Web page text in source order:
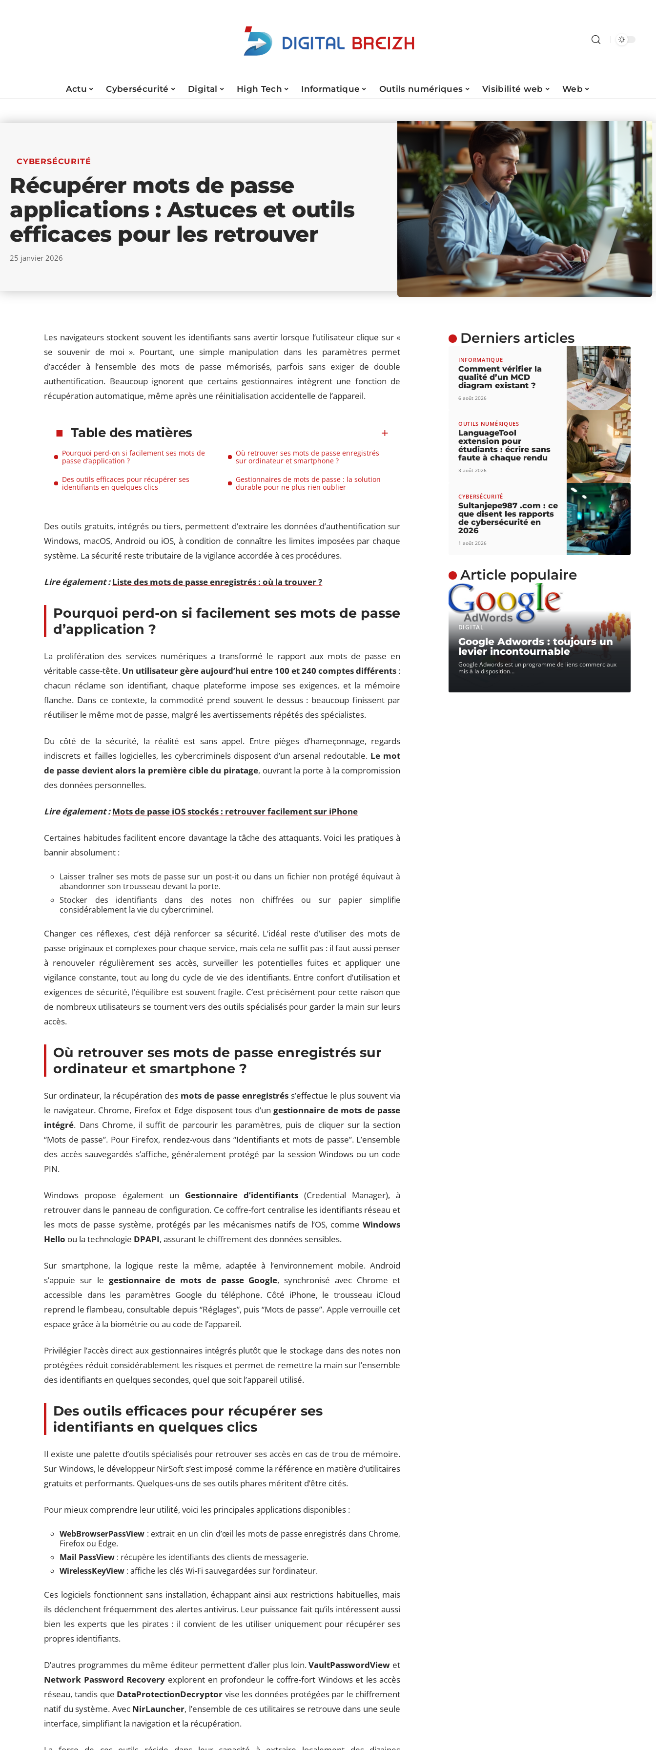
Actu Cybersécurité Digital High Tech Informatique Outils numériques Visibilité web Web
CYBERSÉCURITÉ
Récupérer mots de passe
applications : Astuces et outils
efficaces pour les retrouver
25 janvier 2026
Les navigateurs stockent souvent les identifiants sans avertir lorsque l’utilisateur clique sur «
se souvenir de moi ». Pourtant, une simple manipulation dans les paramètres permet
d’accéder à l’ensemble des mots de passe mémorisés, parfois sans exiger de double
authentification. Beaucoup ignorent que certains gestionnaires intègrent une fonction de
récupération automatique, même après une réinitialisation accidentelle de l’appareil.
Table des matières
Pourquoi perd-on si facilement ses mots de
passe d’application ?
Où retrouver ses mots de passe enregistrés
sur ordinateur et smartphone ?
Des outils efficaces pour récupérer ses
identifiants en quelques clics
Gestionnaires de mots de passe : la solution
durable pour ne plus rien oublier
Des outils gratuits, intégrés ou tiers, permettent d’extraire les données d’authentification sur
Windows, macOS, Android ou iOS, à condition de connaître les limites imposées par chaque
système. La sécurité reste tributaire de la vigilance accordée à ces procédures.
Lire également : Liste des mots de passe enregistrés : où la trouver ?
Pourquoi perd-on si facilement ses mots de passe
d’application ?
La prolifération des services numériques a transformé le rapport aux mots de passe en
véritable casse-tête. Un utilisateur gère aujourd’hui entre 100 et 240 comptes différents :
chacun réclame son identifiant, chaque plateforme impose ses exigences, et la mémoire
flanche. Dans ce contexte, la commodité prend souvent le dessus : beaucoup finissent par
réutiliser le même mot de passe, malgré les avertissements répétés des spécialistes.
Du côté de la sécurité, la réalité est sans appel. Entre pièges d’hameçonnage, regards
indiscrets et failles logicielles, les cybercriminels disposent d’un arsenal redoutable. Le mot
de passe devient alors la première cible du piratage, ouvrant la porte à la compromission
des données personnelles.
Lire également : Mots de passe iOS stockés : retrouver facilement sur iPhone
Certaines habitudes facilitent encore davantage la tâche des attaquants. Voici les pratiques à
bannir absolument :
Laisser traîner ses mots de passe sur un post-it ou dans un fichier non protégé équivaut à
abandonner son trousseau devant la porte.
Stocker des identifiants dans des notes non chiffrées ou sur papier simplifie
considérablement la vie du cybercriminel.
Changer ces réflexes, c’est déjà renforcer sa sécurité. L’idéal reste d’utiliser des mots de
passe originaux et complexes pour chaque service, mais cela ne suffit pas : il faut aussi penser
à renouveler régulièrement ses accès, surveiller les potentielles fuites et appliquer une
vigilance constante, tout au long du cycle de vie des identifiants. Entre confort d’utilisation et
exigences de sécurité, l’équilibre est souvent fragile. C’est précisément pour cette raison que
de nombreux utilisateurs se tournent vers des outils spécialisés pour garder la main sur leurs
accès.
Où retrouver ses mots de passe enregistrés sur
ordinateur et smartphone ?
Sur ordinateur, la récupération des mots de passe enregistréss’effectue le plus souvent via
le navigateur. Chrome, Firefox et Edge disposent tous d’ungestionnaire de mots de passe
intégré. Dans Chrome, il suffit de parcourir les paramètres, puis de cliquer sur la section
“Mots de passe”. Pour Firefox, rendez-vous dans “Identifiants et mots de passe”. L’ensemble
des accès sauvegardés s’affiche, généralement protégé par la session Windows ou un code
PIN.
Windows propose également un Gestionnaire d’identifiants(Credential Manager), à
retrouver dans le panneau de configuration. Ce coffre-fort centralise les identifiants réseau et
les mots de passe système, protégés par les mécanismes natifs de l’OS, commeWindows
Hello ou la technologie DPAPI, assurant le chiffrement des données sensibles.
Sur smartphone, la logique reste la même, adaptée à l’environnement mobile. Android
s’appuie sur le gestionnaire de mots de passe Google, synchronisé avec Chrome et
accessible dans les paramètres Google du téléphone. Côté iPhone, le trousseau iCloud
reprend le flambeau, consultable depuis “Réglages”, puis “Mots de passe”. Apple verrouille cet
espace grâce à la biométrie ou au code de l’appareil.
Privilégier l’accès direct aux gestionnaires intégrés plutôt que le stockage dans des notes non
protégées réduit considérablement les risques et permet de remettre la main sur l’ensemble
des identifiants en quelques secondes, quel que soit l’appareil utilisé.
Des outils efficaces pour récupérer ses
identifiants en quelques clics
Il existe une palette d’outils spécialisés pour retrouver ses accès en cas de trou de mémoire.
Sur Windows, le développeur NirSoft s’est imposé comme la référence en matière d’utilitaires
gratuits et performants. Quelques-uns de ses outils phares méritent d’être cités.
Pour mieux comprendre leur utilité, voici les principales applications disponibles :
WebBrowserPassView : extrait en un clin d’œil les mots de passe enregistrés dans Chrome,
Firefox ou Edge.
Mail PassView : récupère les identifiants des clients de messagerie.
WirelessKeyView : affiche les clés Wi-Fi sauvegardées sur l’ordinateur.
Ces logiciels fonctionnent sans installation, échappant ainsi aux restrictions habituelles, mais
ils déclenchent fréquemment des alertes antivirus. Leur puissance fait qu’ils intéressent aussi
bien les experts que les pirates : il convient de les utiliser uniquement pour récupérer ses
propres identifiants.
D’autres programmes du même éditeur permettent d’aller plus loin.VaultPasswordView et
Network Password Recovery explorent en profondeur le coffre-fort Windows et les accès
réseau, tandis que DataProtectionDecryptor vise les données protégées par le chiffrement
natif du système. Avec NirLauncher, l’ensemble de ces utilitaires se retrouve dans une seule
interface, simplifiant la navigation et la récupération.
Derniers articles
INFORMATIQUE
Comment vérifier la
qualité d’un MCD
diagram existant ?
6 août 2026
OUTILS NUMÉRIQUES
LanguageTool
extension pour
étudiants : écrire sans
faute à chaque rendu
3 août 2026
CYBERSÉCURITÉ
Sultanjepe987 .com : ce
que disent les rapports
de cybersécurité en
2026
1 août 2026
Article populaire
DIGITAL
Google Adwords : toujours un
levier incontournable
Google Adwords est un programme de liens commerciaux
mis à la disposition…